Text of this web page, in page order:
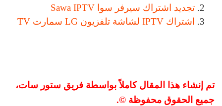
تجديد اشتراك سيرفر سوا Sawa IPTV
اشتراك IPTV لشاشة تلفزيون LG سمارت TV
تم إنشاء هذا المقال كاملاً بواسطة فريق ستور سات،
جميع الحقوق محفوظة ©.